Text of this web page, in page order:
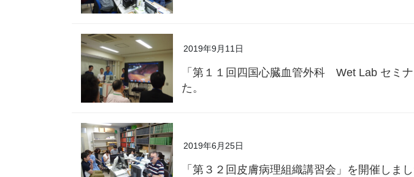
2019年9月11日
「第１１回四国心臓血管外科 Wet Lab セミ
た。
2019年6月25日
「第３２回皮膚病理組織講習会」を開催しまし